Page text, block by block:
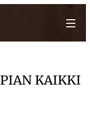
PIAN KAIKKI